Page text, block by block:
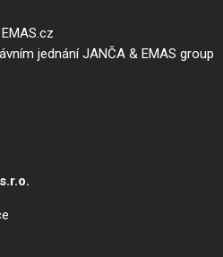
jednání JANČA & EMAS group